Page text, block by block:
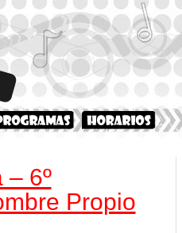
– 6º
Propio